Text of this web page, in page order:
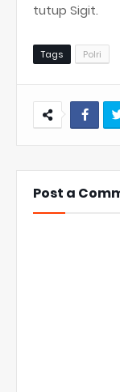
tutup Sigit.
Tags Polri
Post a